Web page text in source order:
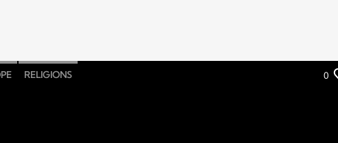
RELIGIONS 0